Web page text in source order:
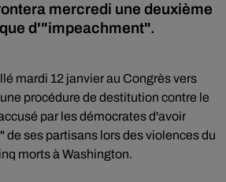
mercredi une deuxième
d'"impeachment".
mardi 12 janvier au Congrès vers
procédure de destitution contre le
par les démocrates d'avoir
de ses partisans lors des violences du
morts à Washington.